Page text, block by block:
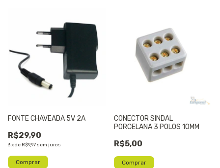
FONTE CHAVEADA 5V 2A
R$29,90
3xde R$9,97 sem juros
CONECTOR SINDAL
PORCELANA 3 POLOS 10MM
R$5,00